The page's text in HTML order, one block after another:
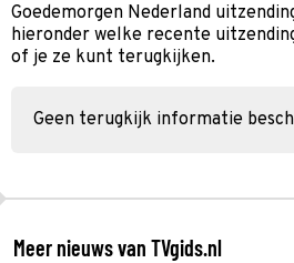
Goedemorgen Nederland
hieronder welke recente
of je ze kunt terugkijken.
Geen terugkijk informatie
Meer nieuws van TVgids.nl